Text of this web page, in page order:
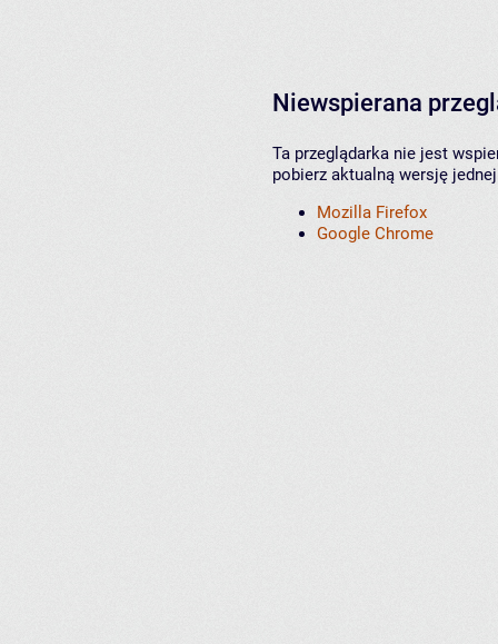
Niewspierana
Ta przeglądarka nie jest
pobierz aktualną wersję
Mozilla Firefox
Google Chrome